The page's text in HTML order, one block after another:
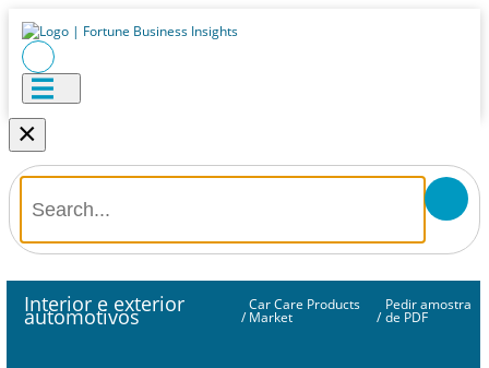
×
Interior e exterior
automotivos /
Car Care Products
Market /
Pedir amostra
de PDF